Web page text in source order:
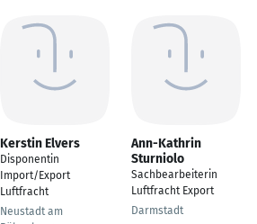
Kerstin Elvers
Disponentin
Import/Export
Luftfracht
Neustadt am
Ann-Kathrin
Sturniolo
Sachbearbeiterin
Luftfracht Export
Darmstadt